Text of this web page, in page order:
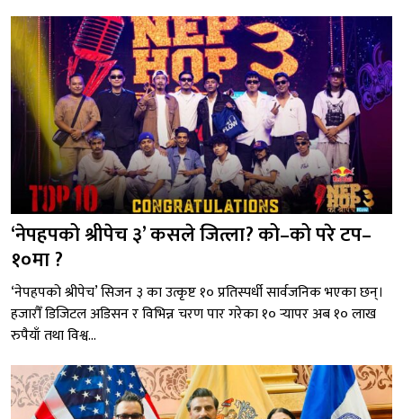
‘नेपहपको श्रीपेच ३’ कसले जित्ला? को–को परे टप–
१०मा ?
‘नेपहपको श्रीपेच’ सिजन ३ का उत्कृष्ट १० प्रतिस्पर्धी सार्वजनिक भएका छन्।
हजारौँ डिजिटल अडिसन र विभिन्न चरण पार गरेका १० र्‍यापर अब १० लाख
रुपैयाँ तथा विश्व...